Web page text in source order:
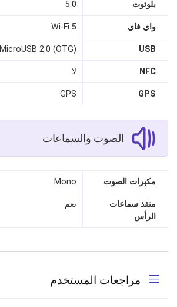
بلوتوث 5.0
واي فاي Wi‑Fi 5
USB
MicroUSB 2.0 (OTG)
NFC لا
GPS
GPS
الصوت والسماعات
مكبرات الصوت Mono
منفذ سماعات
الرأس
نعم
مراجعات المستخدم